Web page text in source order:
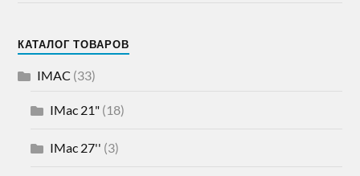
КАТАЛОГ ТОВАРОВ
IMAC (33)
IMac 21" (18)
IMac 27'' (3)